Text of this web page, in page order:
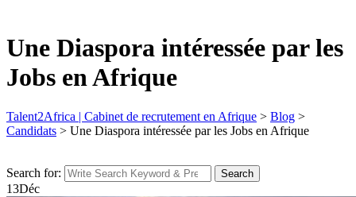
Une Diaspora intéressée par les
Jobs en Afrique
Talent2Africa | Cabinet de recrutement en Afrique > Blog >
Candidats > Une Diaspora intéressée par les Jobs en Afrique
Search for: Search
13Déc